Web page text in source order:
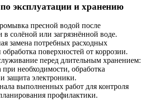
эксплуатации и хранению
пресной водой после
в солёной или загрязнённой воде.
замена потребных расходных
поверхностей от коррозии.
перед длительным хранением:
при необходимости, обработка
защита электроники.
выполненных работ для контроля
профилактики.